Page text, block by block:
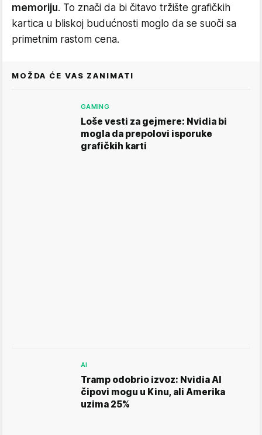
memoriju. To znači da bi čitavo tržište grafičkih
kartica u bliskoj budućnosti moglo da se suoči sa
primetnim rastom cena.
MOŽDA ĆE VAS ZANIMATI
GAMING
Loše vesti za gejmere: Nvidia bi
mogla da prepolovi isporuke
grafičkih karti
AI
Tramp odobrio izvoz: Nvidia AI
čipovi mogu u Kinu, ali Amerika
uzima 25%